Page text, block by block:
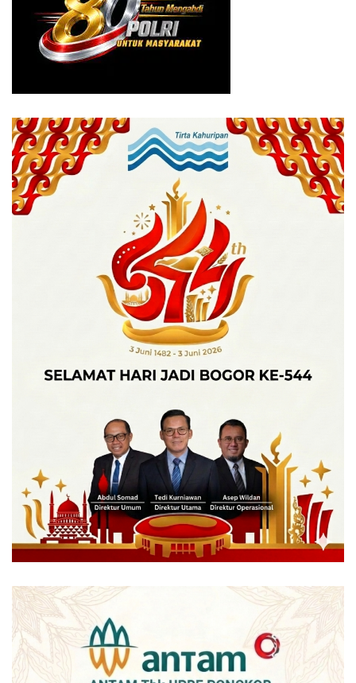
Kepemimpinan yang memiliki gagasan untuk
meningkatkan ekonomi daerah (46%) menjadi karakteristik
ideal yang paling dianggap penting oleh masyarakat.
penting adalah pemimpin ke depan, menurut para
responden, perlu berasal dari warga asli kota Bogor (45%).
Survei tersebut, kata Linggar, dilakukan pada 6 kecamatan,
serta 17 kelurahan se Kota Bogor dan melibatkan 301
responden yang terdiri dari berbagai kelompok usia, jenis
kelamin, pekerjaan, serta tingkat pendidikan.
“Melalui metode survei proportional systematic random
sampling, dan angka margin of error sebesar 5,7%, serta
interval kepercayaan sebesar 95%,” ungkapnya.
Survei kali ini juga menangkap beberapa temuan yang
dapat dijadikan acuan sebagai bahan diskusi dan
Hasil Survei biro riset yang berdiri sejak tahun 1994 itu,
juga menemukan fakta menarik terkait dengan masalah
yang ada di Kota Bogor.
Sebesar 67% reponden mengakui bahwa persoalan
kemacetan lalu lintas di sepanjang jalan utama kota Bogor,
merupakan masalah paling krusial yang saat ini dihadapi.
Setelah kemacetan, angka sulitnya lapangan pekerjaan
(62%) juga menjadi permasalahan lain yang tak kalah
penting disoroti warga kota Bogor.
Menyangkut angka kepuasan, penanganan Pemerintah